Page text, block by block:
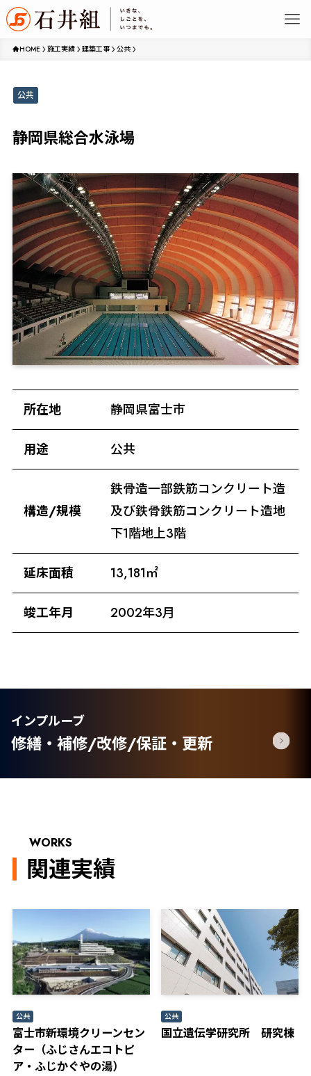
HOME 施工実績 建築工事 公共
公共
静岡県総合水泳場
所在地 静岡県富士市
用途 公共
構造/規模
鉄骨造一部鉄筋コンクリート造
及び鉄骨鉄筋コンクリート造地
下1階地上3階
延床面積 13,181㎡
竣工年月 2002年3月
インプルーブ
修繕・補修/改修/保証・更新
WORKS
関連実績
公共
富士市新環境クリーンセン
ター（ふじさんエコトピ
ア・ふじかぐやの湯）
公共
国立遺伝学研究所 研究棟